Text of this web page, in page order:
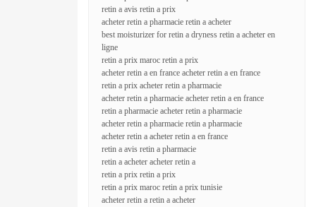
retin a avis retin a prix
acheter retin a pharmacie retin a acheter
best moisturizer for retin a dryness retin a acheter en
ligne
retin a prix maroc retin a prix
acheter retin a en france acheter retin a en france
retin a prix acheter retin a pharmacie
acheter retin a pharmacie acheter retin a en france
retin a pharmacie acheter retin a pharmacie
acheter retin a pharmacie retin a pharmacie
acheter retin a acheter retin a en france
retin a avis retin a pharmacie
retin a acheter acheter retin a
retin a prix retin a prix
retin a prix maroc retin a prix tunisie
acheter retin a retin a acheter